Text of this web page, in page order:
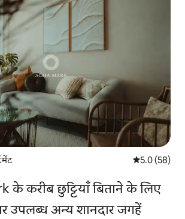
औसत रेटिंग 5
5.0 (58)
के करीब छुट्टियाँ बिताने के लिए
उपलब्ध अन्य शानदार जगहें